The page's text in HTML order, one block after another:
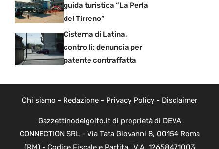
guida turistica “La Perla
del Tirreno”
Cisterna di Latina,
controlli: denuncia per
patente contraffatta
Chi siamo - Redazione- Privacy Policy- Disclaimer
Gazzettinodelgolfo.it di proprietà di DEVA
CONNECTION SRL - Via Tata Giovanni 8, 00154 Roma
(RM) - Codice Fiscale e Partita I.V.A. 12658471003